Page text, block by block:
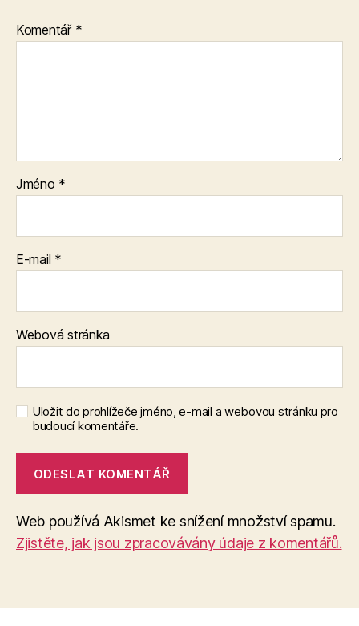
Komentář *
Jméno *
E-mail *
Webová stránka
Uložit do prohlížeče jméno, e-mail a webovou stránku pro
budoucí komentáře.
Web používá Akismet ke snížení množství spamu.
Zjistěte, jak jsou zpracovávány údaje z komentářů.